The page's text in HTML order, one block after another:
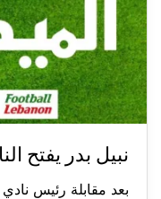
نبيل بدر يفتح
بعد مقابلة رئيس نادي